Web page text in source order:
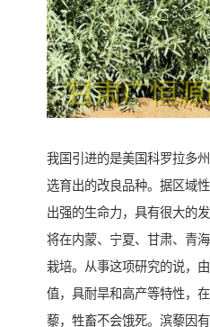
我国引进的是美国科罗拉多
选育出的改良品种。据区域
出强的生命力，具有很大的
将在内蒙、宁夏、甘肃、青
栽培。从事这项研究的说，
值，具耐旱和高产等特性，
藜，牲畜不会饿死。滨藜因